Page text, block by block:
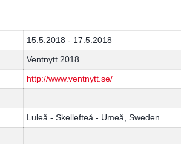
15.5.2018 - 17.5.2018
Ventnytt 2018
http://www.ventnytt.se/
Luleå - Skellefteå - Umeå, Sweden